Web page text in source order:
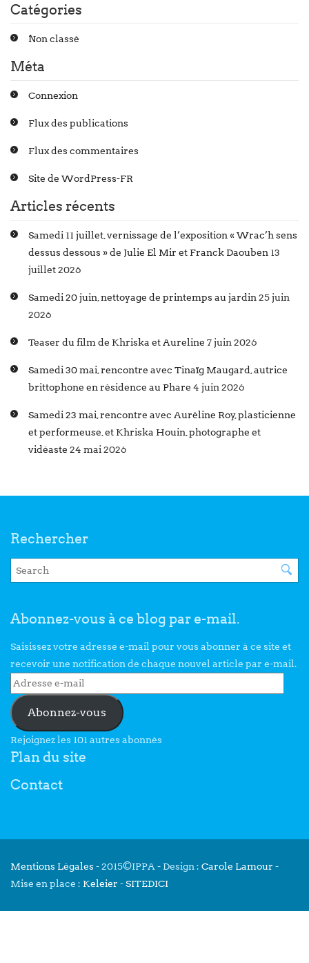
Catégories
Non classé
Méta
Connexion
Flux des publications
Flux des commentaires
Site de WordPress-FR
Articles récents
Samedi 11 juillet, vernissage de l’exposition « Wrac’h sens
dessus dessous » de Julie El Mir et Franck Daouben 13
juillet 2026
Samedi 20 juin, nettoyage de printemps au jardin 25 juin
2026
Teaser du film de Khriska et Aureline 7 juin 2026
Samedi 30 mai, rencontre avec Tinaïg Maugard, autrice
brittophone en résidence au Phare 4 juin 2026
Samedi 23 mai, rencontre avec Auréline Roy, plasticienne
et performeuse, et Khriska Houin, photographe et
vidéaste 24 mai 2026
Rechercher
Abonnez-vous à ce blog par e-mail.
Saisissez votre adresse e-mail pour vous abonner à ce site et
recevoir une notification de chaque nouvel article par e-mail.
Abonnez-vous
Rejoignez les 101 autres abonnés
Plan du site
Contact
Mentions Légales- 2015©IPPA - Design : Carole Lamour -
Mise en place : Keleier -SITEDICI